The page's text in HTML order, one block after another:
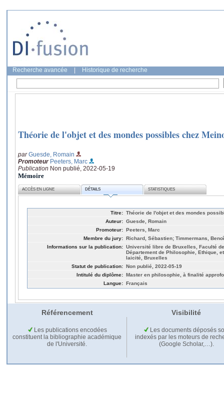
Recherche avancée Historique de recherche
Théorie de l'objet et des mondes possibles chez
parGuesde, Romain
Promoteur Peeters, Marc
Publication Non publié, 2022-05-19
Mémoire
ACCÈS EN LIGNE DÉTAILS STATISTIQUES
Titre: Théorie de l'objet et des mondes
Auteur: Guesde, Romain
Promoteur: Peeters, Marc
Membre du jury: Richard, Sébastien; Timmermans,
Informations sur la publication: Université libre de Bruxelles, Faculté
Département de Philosophie, Ethique,
laicité, Bruxelles
Statut de publication: Non publié, 2022-05-19
Intitulé du diplôme: Master en philosophie, à finalité
Langue: Français
Référencement Visibilité
Les publications encodées
constituent la bibliographie académique
de l'Université.
Les documents déposés
indexés par les moteurs de
(Google Scholar,…).